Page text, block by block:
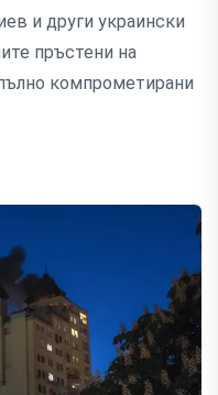
и други украински
пръстени на
компрометирани